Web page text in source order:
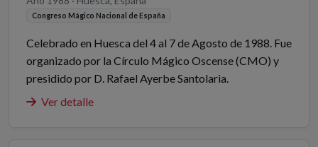
Congreso Mágico Nacional de España
Celebrado en Huesca del 4 al 7 de Agosto de 1988. Fue
organizado por la Círculo Mágico Oscense (CMO) y
presidido por D. Rafael Ayerbe Santolaria.
Ver detalle